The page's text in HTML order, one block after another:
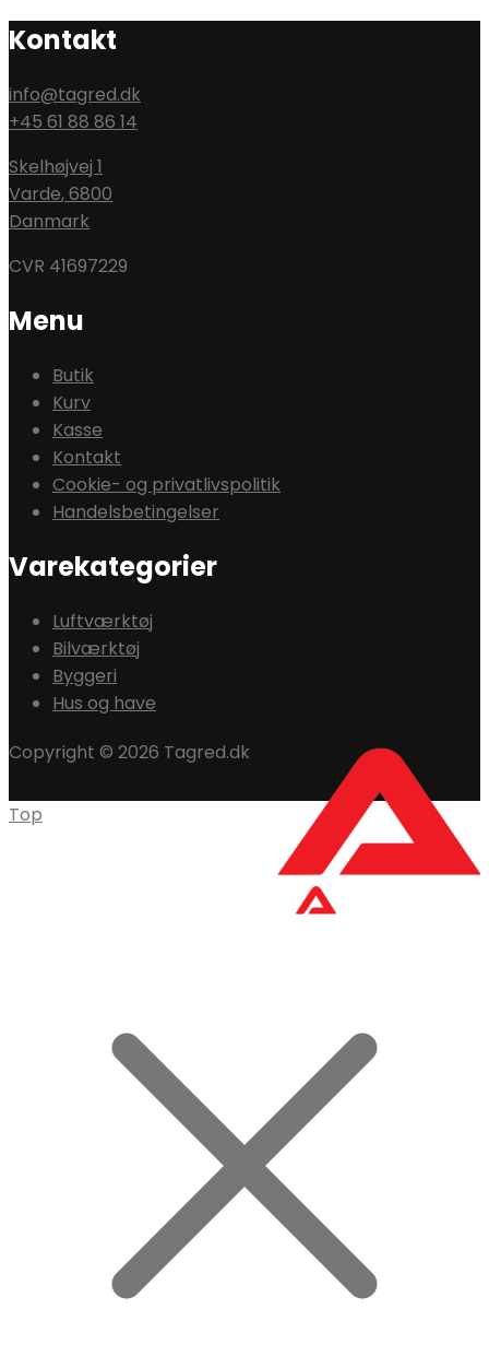
Kontakt
info@tagred.dk
+45 61 88 86 14
Skelhøjvej 1
Varde,6800
Danmark
CVR 41697229
Menu
Butik
Kurv
Kasse
Kontakt
Cookie- og privatlivspolitik
Handelsbetingelser
Varekategorier
Luftværktøj
Bilværktøj
Byggeri
Hus og have
Copyright © 2026 Tagred.dk
Top